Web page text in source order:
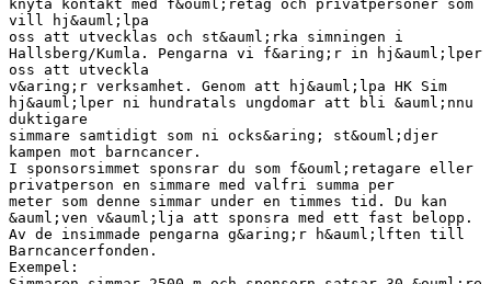
knyta kontakt med f&ouml;retag och privatpersoner som
vill hj&auml;lpa
oss att utvecklas och st&auml;rka simningen i
Hallsberg/Kumla. Pengarna vi f&aring;r in hj&auml;lper
oss att utveckla
v&aring;r verksamhet. Genom att hj&auml;lpa HK Sim
hj&auml;lper ni hundratals ungdomar att bli &auml;nnu
duktigare
simmare samtidigt som ni ocks&aring; st&ouml;djer
kampen mot barncancer.
I sponsorsimmet sponsrar du som f&ouml;retagare eller
privatperson en simmare med valfri summa per
meter som denne simmar under en timmes tid. Du kan
&auml;ven v&auml;lja att sponsra med ett fast belopp.
Av de insimmade pengarna g&aring;r h&auml;lften till
Barncancerfonden.
Exempel: